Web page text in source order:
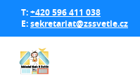
T:+420 596 411 038
E:sekretariat@zssvetle.cz